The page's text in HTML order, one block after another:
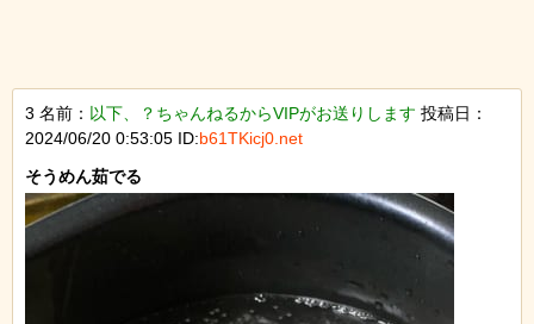
3 名前： 以下、？ちゃんねるからVIPがお送りします 投稿日：
2024/06/20 0:53:05 ID:b61TKicj0.net